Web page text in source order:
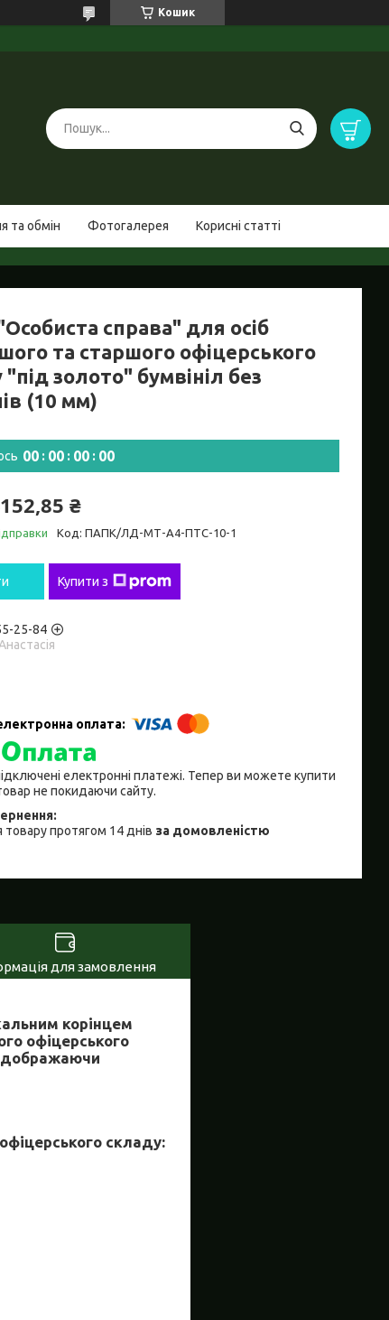
Кошик
та обмін Фотогалерея Корисні статті
справа" для осіб
та старшого офіцерського
золото" бумвініл без
(10 мм)
00 00 00 00
152,85 ₴
Код: ПАПК/ЛД-МТ-А4-ПТС-10-1
Купити з
25-84
електронні платежі. Тепер ви можете купити
не покидаючи сайту.
протягом 14 днів за домовленістю
для замовлення
корінцем
офіцерського
складу: